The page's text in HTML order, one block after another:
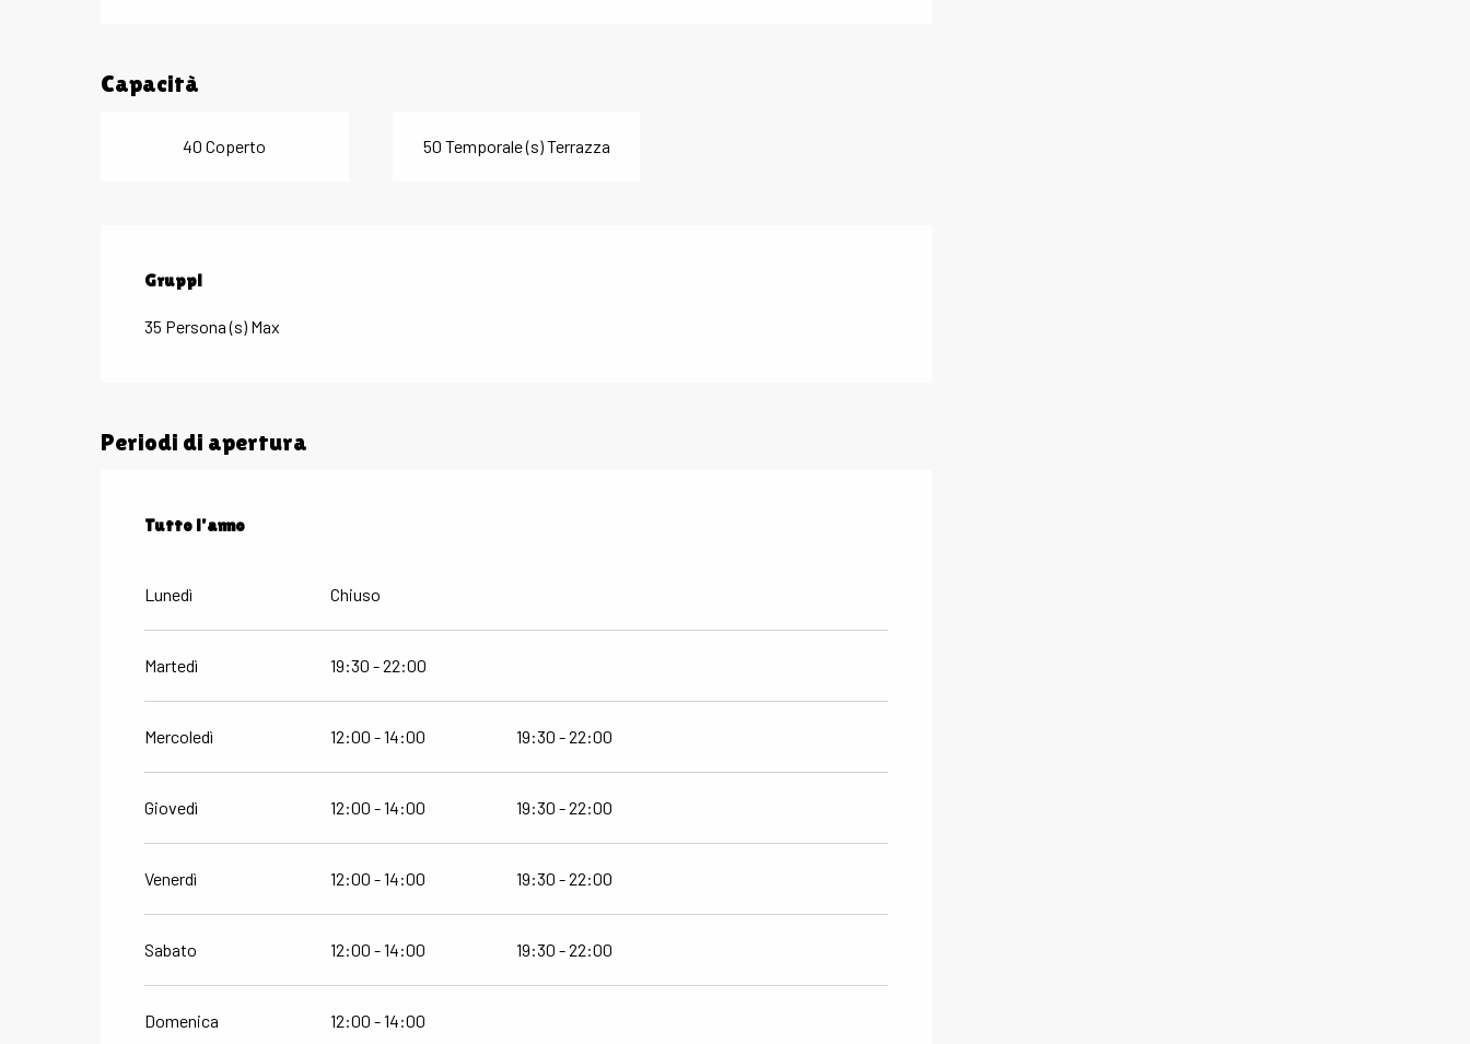
Capacità
40 Coperto 50 Temporale (s) Terrazza
Gruppi
Gruppi
35 Persona (s) Max
Periodi di apertura
Tutto l'anno
Tutto l'anno
Lunedì Chiuso
Martedì 19:30 - 22:00
Mercoledì 12:00 - 14:00 19:30 - 22:00
Giovedì 12:00 - 14:00 19:30 - 22:00
Venerdì 12:00 - 14:00 19:30 - 22:00
Sabato 12:00 - 14:00 19:30 - 22:00
Domenica 12:00 - 14:00